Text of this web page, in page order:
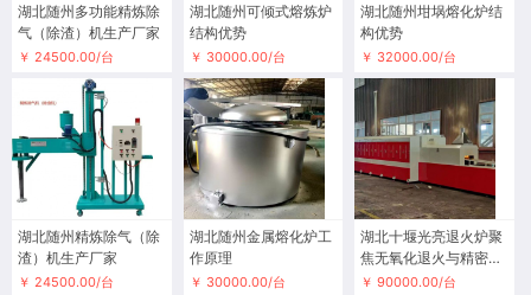
湖北随州多功能精炼除
气（除渣）机生产厂家
￥ 24500.00/台
湖北随州可倾式熔炼炉
结构优势
￥ 30000.00/台
湖北随州坩埚熔化炉结
构优势
￥ 32000.00/台
湖北随州精炼除气（除
渣）机生产厂家
￥ 24500.00/台
湖北随州金属熔化炉工
作原理
￥ 30000.00/台
湖北十堰光亮退火炉聚
焦无氧化退火与精密性
能调控
￥ 90000.00/台